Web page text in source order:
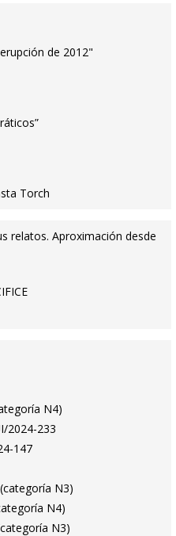
de 2012"
Torch
relatos. Aproximación desde
N4)
2024-233
147
N3)
N4)
N3)